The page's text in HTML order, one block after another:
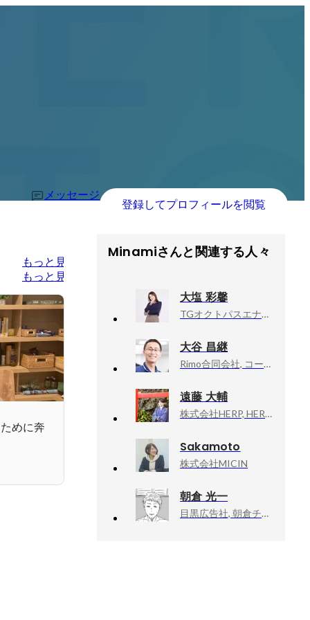
メッセージ
登録してプロフィールを閲覧
もっと見る
もっと見る
めに奔
Minamiさんと関連する人々
大塩 彩馨
TGオクトパスエナジー, カスタマーサクセス
大谷 昌継
Rimo合同会社, コーポレート
遠藤 大輔
株式会社HERP, HERP Hire事業 / テックリード・エンジアリングマネージャー
Sakamoto
株式会社MICIN
朝倉 光一
目黒広告社, 朝倉チーム／クリエイティブ・ディレクター